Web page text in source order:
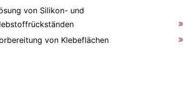
von Silikon- und
von Klebeflächen